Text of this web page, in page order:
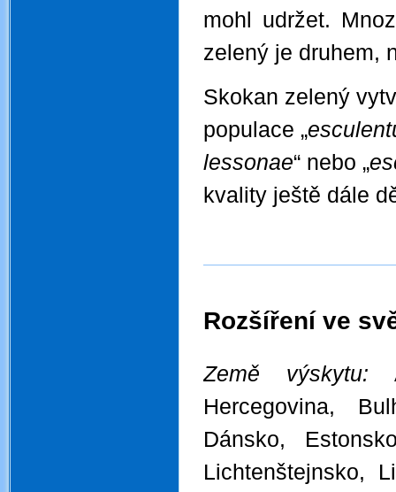
mohl udržet.
zelený je druhem,
Skokan zelený
populace „
lessonae“ nebo „
kvality ještě dále
Rozšíření ve
Země výskytu:
Hercegovina,
Dánsko,
Lichtenštejnsko,